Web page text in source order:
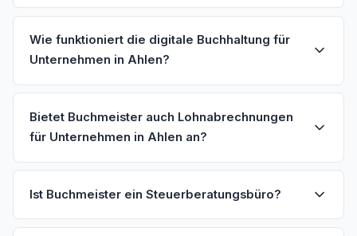
Wie funktioniert die digitale Buchhaltung für
Unternehmen in Ahlen?
Bietet Buchmeister auch Lohnabrechnungen
für Unternehmen in Ahlen an?
Ist Buchmeister ein Steuerberatungsbüro?